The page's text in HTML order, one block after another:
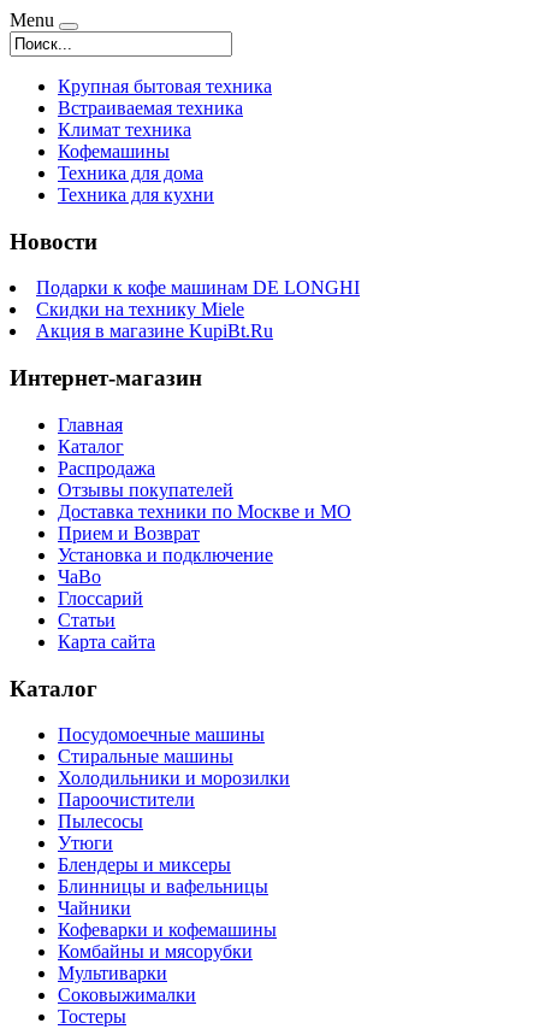
Menu
Крупная бытовая техника
Встраиваемая техника
Климат техника
Кофемашины
Техника для дома
Техника для кухни
Новости
Подарки к кофе машинам DE LONGHI
Скидки на технику Miele
Акция в магазине KupiBt.Ru
Интернет-магазин
Главная
Каталог
Распродажа
Отзывы покупателей
Доставка техники по Москве и МО
Прием и Возврат
Установка и подключение
ЧаВо
Глоссарий
Статьи
Карта сайта
Каталог
Посудомоечные машины
Стиральные машины
Холодильники и морозилки
Пароочистители
Пылесосы
Утюги
Блендеры и миксеры
Блинницы и вафельницы
Чайники
Кофеварки и кофемашины
Комбайны и мясорубки
Мультиварки
Соковыжималки
Тостеры